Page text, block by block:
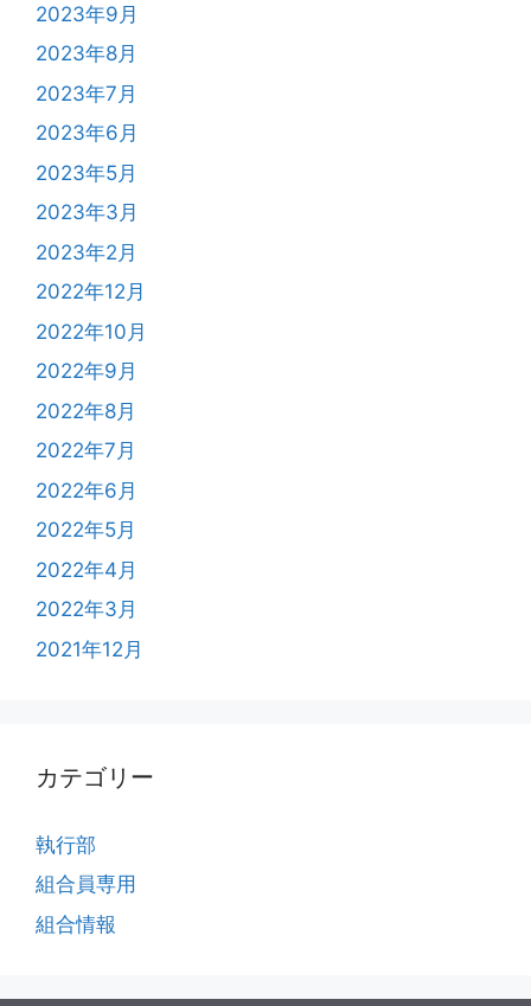
2023年9月
2023年8月
2023年7月
2023年6月
2023年5月
2023年3月
2023年2月
2022年12月
2022年10月
2022年9月
2022年8月
2022年7月
2022年6月
2022年5月
2022年4月
2022年3月
2021年12月
カテゴリー
執行部
組合員専用
組合情報